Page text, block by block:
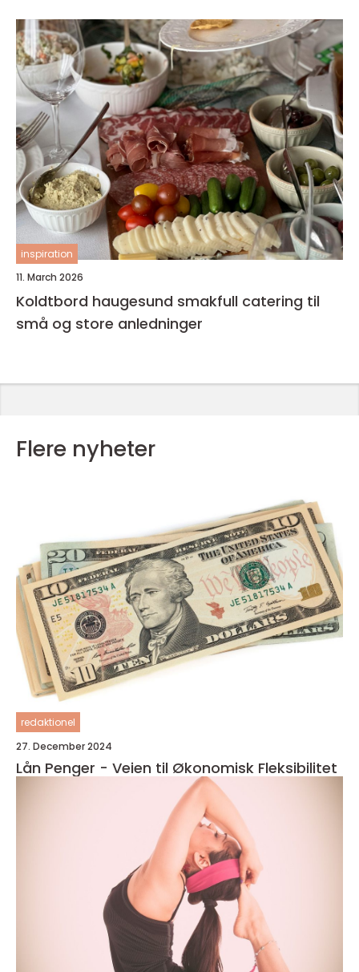
inspiration
11. March 2026
Koldtbord haugesund smakfull catering til
små og store anledninger
Flere nyheter
redaktionel
27. December 2024
Lån Penger - Veien til Økonomisk Fleksibilitet